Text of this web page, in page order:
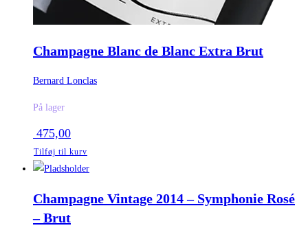
Champagne Blanc de Blanc Extra Brut
Bernard Lonclas
På lager
475,00
Tilføj til kurv
Champagne Vintage 2014 – Symphonie Rosé
– Brut